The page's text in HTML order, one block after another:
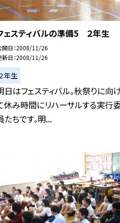
ェスティバルの準備5 ２年生
開日 2008/11/26
新日 2008/11/26
年生
日はフェスティバル。秋祭りに向
休み時間にリハーサルする実行
たちです。明...